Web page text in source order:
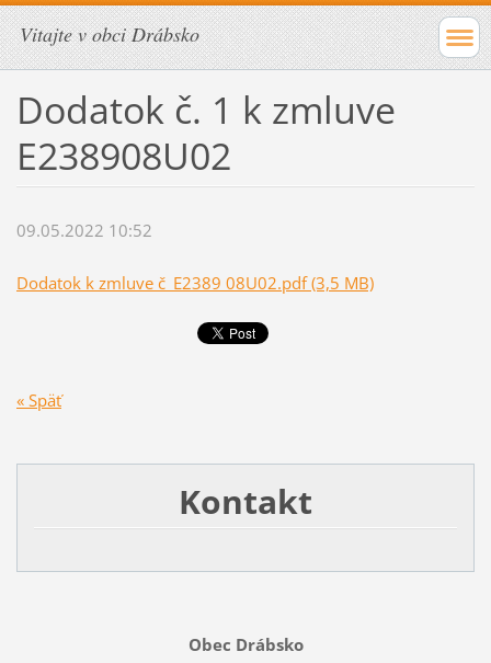
Vitajte v obci Drábsko
Dodatok č. 1 k zmluve
E238908U02
09.05.2022 10:52
Dodatok k zmluve č_E2389 08U02.pdf (3,5 MB)
« Späť
Kontakt
Obec Drábsko